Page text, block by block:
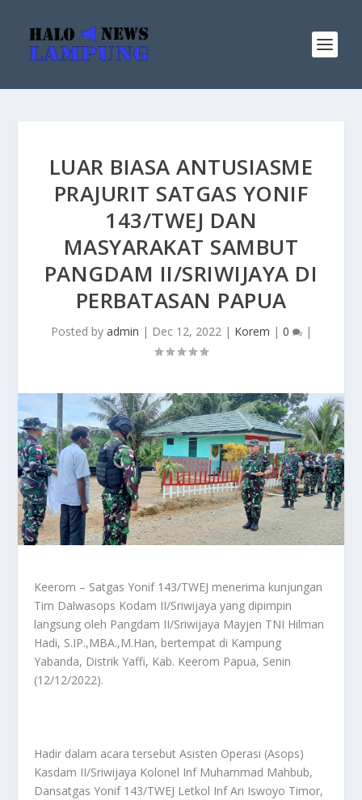
LUAR BIASA ANTUSIASME
PRAJURIT SATGAS YONIF
143/TWEJ DAN
MASYARAKAT SAMBUT
PANGDAM II/SRIWIJAYA DI
PERBATASAN PAPUA
Posted by admin | Dec 12, 2022| Korem | 0 |
Keerom – Satgas Yonif 143/TWEJ menerima kunjungan
Tim Dalwasops Kodam II/Sriwijaya yang dipimpin
langsung oleh Pangdam II/Sriwijaya Mayjen TNI Hilman
Hadi, S.IP.,MBA.,M.Han, bertempat di Kampung
Yabanda, Distrik Yaffi, Kab. Keerom Papua, Senin
(12/12/2022).
Hadir dalam acara tersebut Asisten Operasi (Asops)
Kasdam II/Sriwijaya Kolonel Inf Muhammad Mahbub,
Dansatgas Yonif 143/TWEJ Letkol Inf Ari Iswoyo Timor,